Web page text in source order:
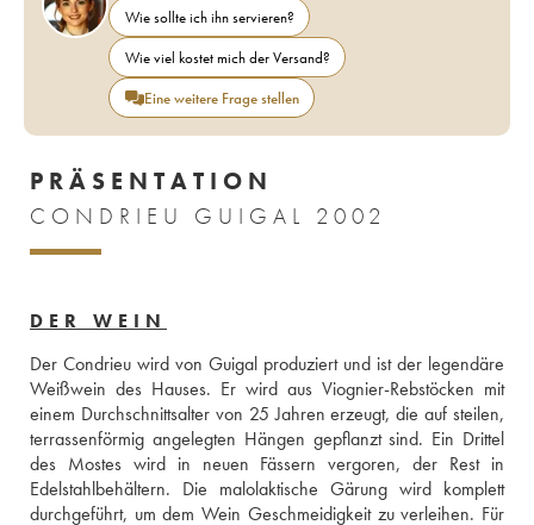
Wie sollte ich ihn servieren?
Wie viel kostet mich der Versand?
Eine weitere Frage stellen
PRÄSENTATION
CONDRIEU GUIGAL 2002
DER WEIN
Der Condrieu wird von Guigal produziert und ist der legendäre
Weißwein des Hauses. Er wird aus Viognier-Rebstöcken mit
einem Durchschnittsalter von 25 Jahren erzeugt, die auf steilen,
terrassenförmig angelegten Hängen gepflanzt sind. Ein Drittel
des Mostes wird in neuen Fässern vergoren, der Rest in
Edelstahlbehältern. Die malolaktische Gärung wird komplett
durchgeführt, um dem Wein Geschmeidigkeit zu verleihen. Für